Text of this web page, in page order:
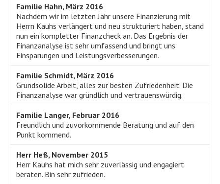
Familie Hahn, März 2016
Nachdem wir im letzten Jahr unsere Finanzierung mit
Herrn Kauhs verlängert und neu strukturiert haben, stand
nun ein kompletter Finanzcheck an. Das Ergebnis der
Finanzanalyse ist sehr umfassend und bringt uns
Einsparungen und Leistungsverbesserungen.
Familie Schmidt, März 2016
Grundsolide Arbeit, alles zur besten Zufriedenheit. Die
Finanzanalyse war gründlich und vertrauenswürdig.
Familie Langer, Februar 2016
Freundlich und zuvorkommende Beratung und auf den
Punkt kommend.
Herr Heß, November 2015
Herr Kauhs hat mich sehr zuverlässig und engagiert
beraten. Bin sehr zufrieden.